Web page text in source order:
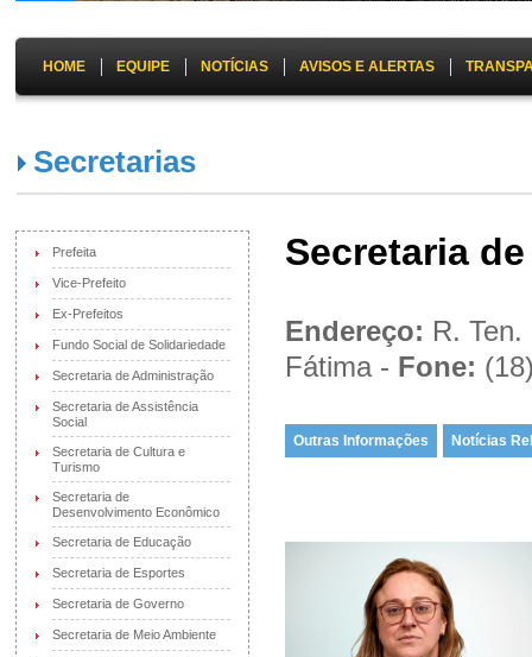
HOME EQUIPE NOTÍCIAS AVISOS E ALERTAS
Secretarias
Prefeita
Vice-Prefeito
Ex-Prefeitos
Fundo Social de Solidariedade
Secretaria de Administração
Secretaria de Assistência
Social
Secretaria de Cultura e
Turismo
Secretaria de
Desenvolvimento Econômico
Secretaria de Educação
Secretaria de Esportes
Secretaria de Governo
Secretaria de Meio Ambiente
Secretaria
Endereço: R.
Fátima - Fone:
Outras Informações Notícias